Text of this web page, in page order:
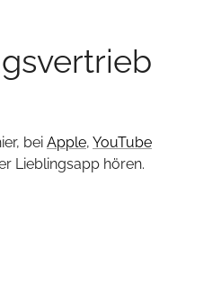
bei Apple, YouTube
Lieblingsapp hören.